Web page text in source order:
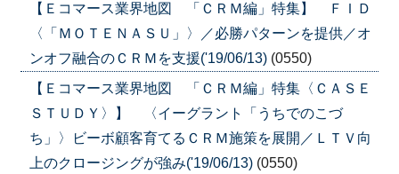
【Ｅコマース業界地図 「ＣＲＭ編」特集】 ＦＩＤ
〈「ＭＯＴＥＮＡＳＵ」〉／必勝パターンを提供／オ
ンオフ融合のＣＲＭを支援('19/06/13) (0550)
【Ｅコマース業界地図 「ＣＲＭ編」特集〈ＣＡＳＥ
ＳＴＵＤＹ〉】 〈イーグラント「うちでのこづ
ち」〉ビーボ顧客育てるＣＲＭ施策を展開／ＬＴＶ向
上のクロージングが強み('19/06/13) (0550)